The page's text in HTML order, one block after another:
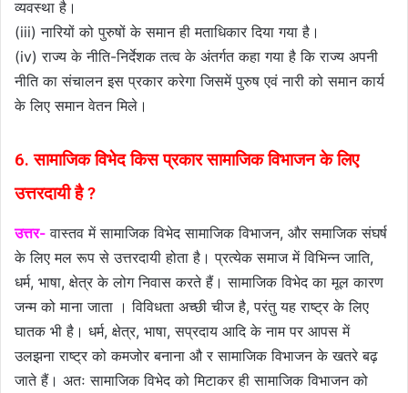
व्यवस्था है।
(iii) नारियों को पुरुषों के समान ही मताधिकार दिया गया है।
(iv) राज्य के नीति-निर्देशक तत्व के अंतर्गत कहा गया है कि राज्य अपनी
नीति का संचालन इस प्रकार करेगा जिसमें पुरुष एवं नारी को समान कार्य
के लिए समान वेतन मिले।
6. सामाजिक विभेद किस प्रकार सामाजिक विभाजन के लिए
उत्तरदायी है ?
उत्तर- वास्तव में सामाजिक विभेद सामाजिक विभाजन, और समाजिक संघर्ष
के लिए मल रूप से उत्तरदायी होता है। प्रत्येक समाज में विभिन्न जाति,
धर्म, भाषा, क्षेत्र के लोग निवास करते हैं। सामाजिक विभेद का मूल कारण
जन्म को माना जाता । विविधता अच्छी चीज है, परंतु यह राष्ट्र के लिए
घातक भी है। धर्म, क्षेत्र, भाषा, सप्रदाय आदि के नाम पर आपस में
उलझना राष्ट्र को कमजोर बनाना औ र सामाजिक विभाजन के खतरे बढ़
जाते हैं। अतः सामाजिक विभेद को मिटाकर ही सामाजिक विभाजन को